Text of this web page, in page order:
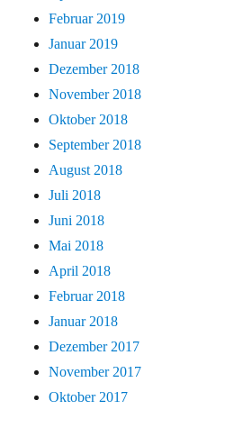
Februar 2019
Januar 2019
Dezember 2018
November 2018
Oktober 2018
September 2018
August 2018
Juli 2018
Juni 2018
Mai 2018
April 2018
Februar 2018
Januar 2018
Dezember 2017
November 2017
Oktober 2017